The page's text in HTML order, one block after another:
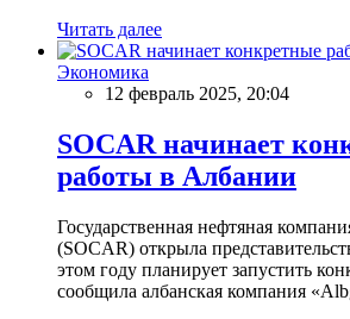
Читать далее
Экономика
12 февраль 2025, 20:04
SOCAR начинает
работы в Албании
Государственная нефтяная
(SOCAR) открыла
этом году планирует запустить
сообщила албанская компания